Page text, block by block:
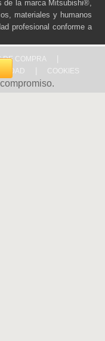
de la marca Mitsubishi®,
materiales y humanos
profesional conforme a
DE COMPRA
COOKIES